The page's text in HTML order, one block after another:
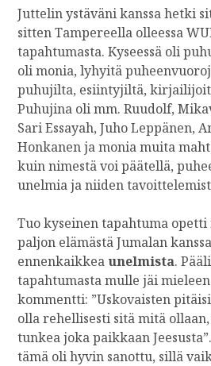
B
R
O
K
E
N
M
E
?
Juttelin ystäväni kanssa hetki
sitten Tampereella olleessa
tapahtumasta. Kyseessä oli
oli monia, lyhyitä
puhujilta, esiintyjiltä,
Puhujina oli mm. Ruudolf,
Sari Essayah, Juho Leppänen,
Honkanen ja monia muita
kuin nimestä voi päätellä,
unelmia ja niiden
Tuo kyseinen tapahtuma
paljon elämästä Jumalan
ennenkaikkea unelmista.
tapahtumasta mulle jäi
kommentti: ”Uskovaisten
olla rehellisesti sitä mitä
tunkea joka paikkaan
tämä oli hyvin sanottu, sillä